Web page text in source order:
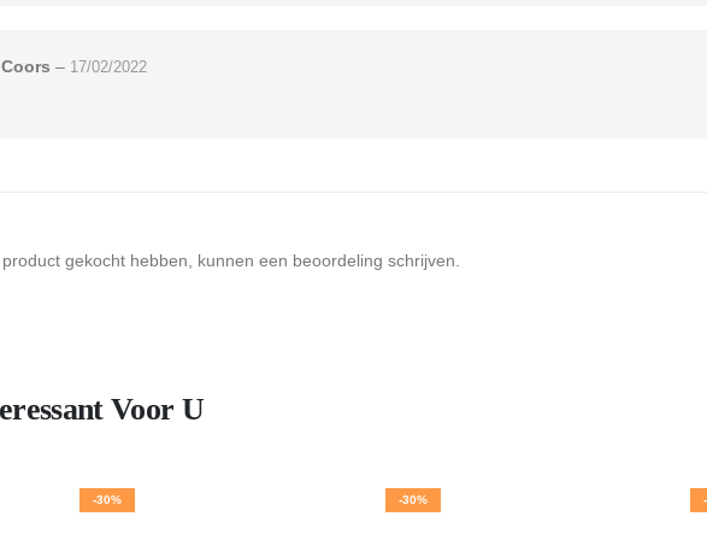
– 17/02/2022
gekocht hebben, kunnen een beoordeling schrijven.
Voor U
-30% -30%